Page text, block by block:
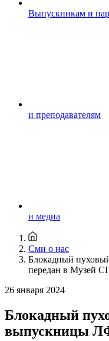
Выпускникам и
и преподавателям
и медиа
Сми о нас
Блокадный
передан в Музей
26 января 2024
Блокадный
выпускницы